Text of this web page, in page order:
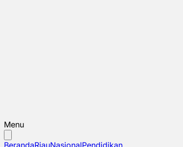
Menu
BerandaRiauNasionalPendidikan